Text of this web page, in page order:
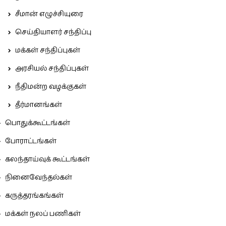
சீமான் எழுச்சியுரை
செய்தியாளர் சந்திப்பு
மக்கள் சந்திப்புகள்
அரசியல் சந்திப்புகள்
நீதிமன்ற வழக்குகள்
தீர்மானங்கள்
பொதுக்கூட்டங்கள்
போராட்டங்கள்
கலந்தாய்வுக் கூட்டங்கள்
நினைவேந்தல்கள்
கருத்தரங்கங்கள்
மக்கள் நலப் பணிகள்